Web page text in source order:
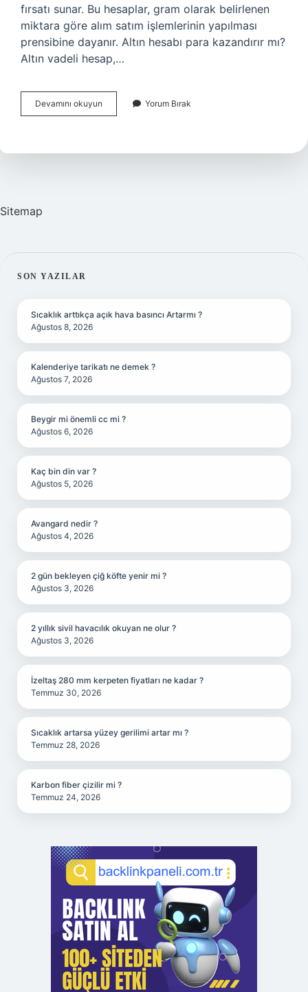
fırsatı sunar. Bu hesaplar, gram olarak belirlenen
miktara göre alım satım işlemlerinin yapılması
prensibine dayanır. Altın hesabı para kazandırır mı?
Altın vadeli hesap,…
Devamını okuyun
Çağ
Yorum Bırak
Sitemap
SIDEBAR
SON YAZILAR
Sıcaklık arttıkça açık hava basıncı Artarmı ?
Ağustos 8, 2026
Kalenderiye tarikatı ne demek ?
Ağustos 7, 2026
Beygir mi önemli cc mi ?
Ağustos 6, 2026
Kaç bin din var ?
Ağustos 5, 2026
Avangard nedir ?
Ağustos 4, 2026
2 gün bekleyen çiğ köfte yenir mi ?
Ağustos 3, 2026
2 yıllık sivil havacılık okuyan ne olur ?
Ağustos 3, 2026
İzeltaş 280 mm kerpeten fiyatları ne kadar ?
Temmuz 30, 2026
Sıcaklık artarsa yüzey gerilimi artar mı ?
Temmuz 28, 2026
Karbon fiber çizilir mi ?
Temmuz 24, 2026